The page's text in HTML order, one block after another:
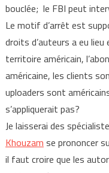
bouclée; le FBI peut
Le motif d’arrêt est
droits d’auteurs a eu
territoire américain,
américaine, les clients
uploaders sont
s’appliquerait pas?
Je laisserai des
Khouzam se prononcer
il faut croire que les